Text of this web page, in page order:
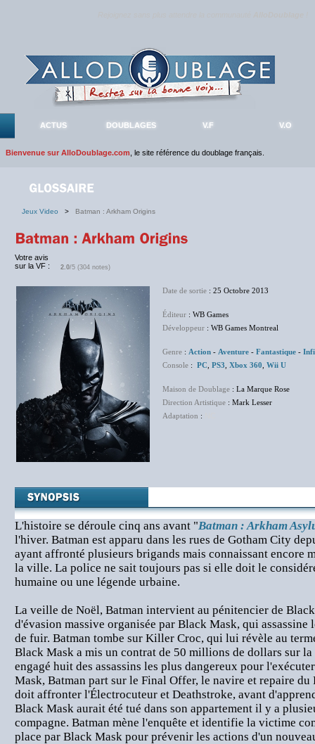
ACTUS DOUBLAGES V.F V.O
Bienvenue sur AlloDoublage.com , le site référence du doublage français.
Jeux Video > Batman : Arkham Origins
Votre avis
sur la VF :
2.0/5 (304 notes)
Date de sortie : 25 Octobre 2013
Éditeur : WB Games
Développeur : WB Games Montreal
Genre : Action - Aventure - Fantastique -
Console : PC PS3 Xbox 360 Wii U
Maison de Doublage : La Marque Rose
Direction Artistique : Mark Lesser
Adaptation :
L'histoire se déroule cinq ans avant "Batman : Arkham
l'hiver. Batman est apparu dans les rues de Gotham City
ayant affronté plusieurs brigands mais connaissant encore
la ville. La police ne sait toujours pas si elle doit le
humaine ou une légende urbaine.
La veille de Noël, Batman intervient au pénitencier de
d'évasion massive organisée par Black Mask, qui assassine
de fuir. Batman tombe sur Killer Croc, qui lui révèle au
Black Mask a mis un contrat de 50 millions de dollars sur
engagé huit des assassins les plus dangereux pour
Mask, Batman part sur le Final Offer, le navire et repaire du
doit affronter l'Électrocuteur et Deathstroke, avant
Black Mask aurait été tué dans son appartement il y a
compagne. Batman mène l'enquête et identifie la victime
place par Black Mask pour prévenir les actions d'un